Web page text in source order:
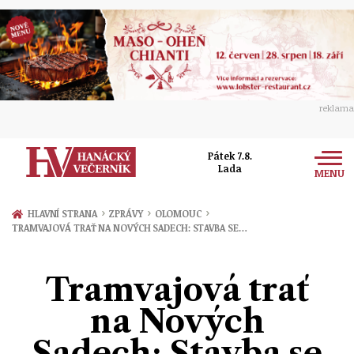
reklama
Pátek 7.8.
Lada
MENU
Zprávy
Prostějov
Politika
Kultura
Společnost
Ženy
Sport
HLAVNÍ STRANA › ZPRÁVY › OLOMOUC ›
TRAMVAJOVÁ TRAŤ NA NOVÝCH SADECH: STAVBA SE…
Tramvajová trať
na Nových